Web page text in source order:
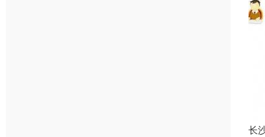
长